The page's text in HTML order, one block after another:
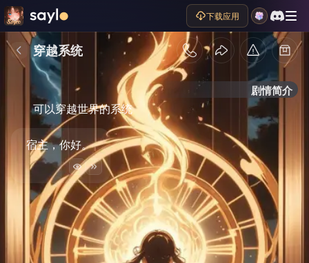
下载应用
穿越系统
剧情简介
可以穿越世界的系统
宿主，你好。